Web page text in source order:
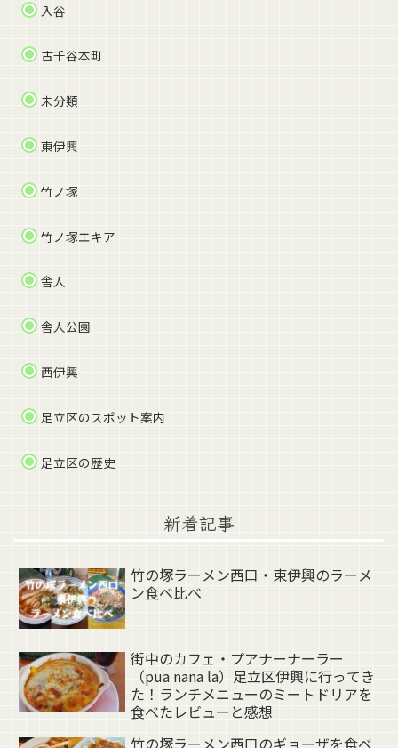
入谷
古千谷本町
未分類
東伊興
竹ノ塚
竹ノ塚エキア
舎人
舎人公園
西伊興
足立区のスポット案内
足立区の歴史
新着記事
竹の塚ラーメン西口・東伊興のラーメ
ン食べ比べ
街中のカフェ・プアナーナーラー
（pua nana la）足立区伊興に行ってき
た！ランチメニューのミートドリアを
食べたレビューと感想
竹の塚ラーメン西口のギョーザを食べ